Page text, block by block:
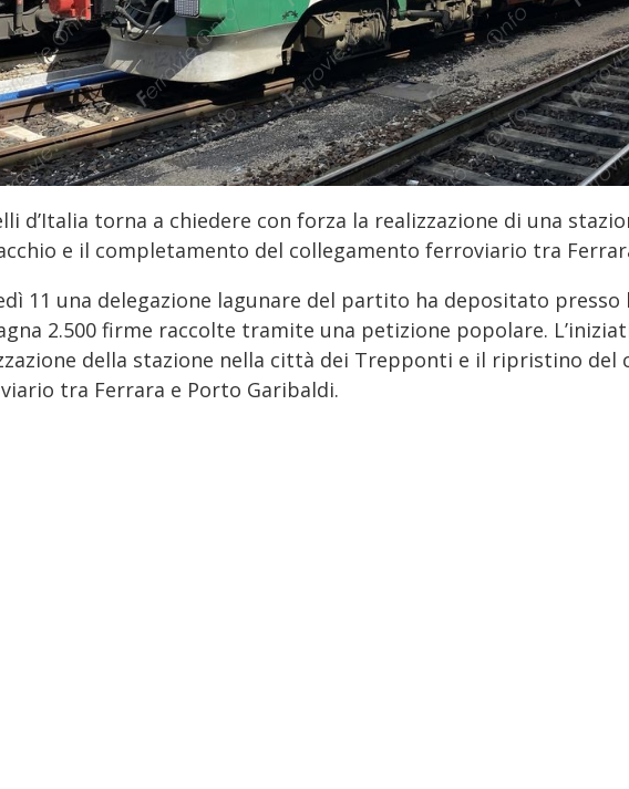
d’Italia torna a chiedere con forza la realizzazione di una
e il completamento del collegamento ferroviario tra
11 una delegazione lagunare del partito ha depositato presso
2.500 firme raccolte tramite una petizione popolare.
della stazione nella città dei Trepponti e il ripristino del
tra Ferrara e Porto Garibaldi.